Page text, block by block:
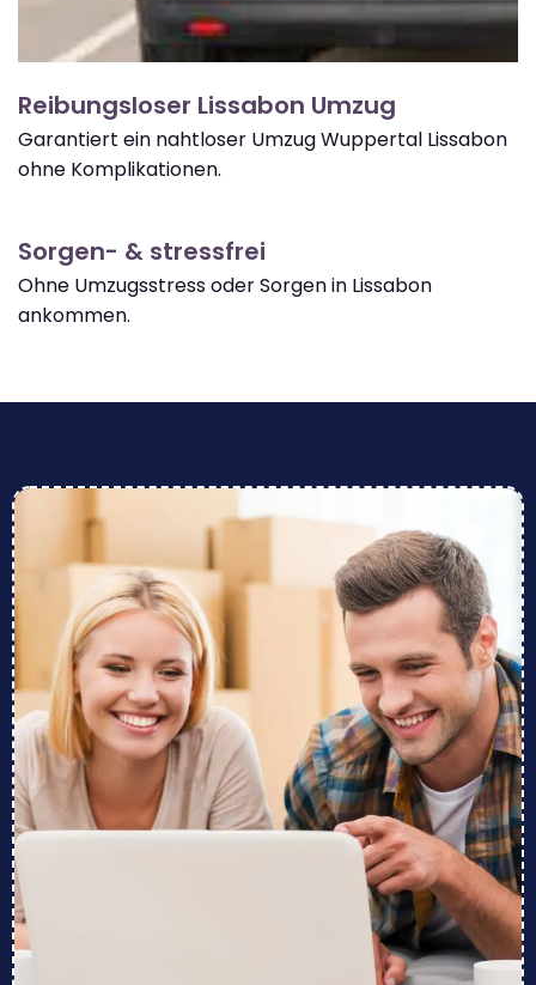
Reibungsloser Lissabon Umzug
Garantiert ein nahtloser Umzug Wuppertal Lissabon
ohne Komplikationen.
Sorgen- & stressfrei
Ohne Umzugsstress oder Sorgen in Lissabon
ankommen.